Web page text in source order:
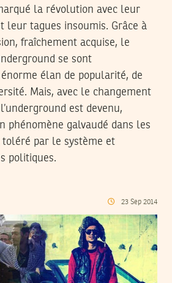
la révolution avec leur
leur tagues insoumis. Grâce à
fraîchement acquise, le
se sont
énorme élan de popularité, de
Mais, avec le changement
est devenu,
phénomène galvaudé dans les
toléré par le système et
politiques.
23 Sep 2014